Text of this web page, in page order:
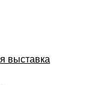
выставка